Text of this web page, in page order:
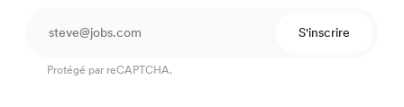
S'inscrire
Protégé par reCAPTCHA.